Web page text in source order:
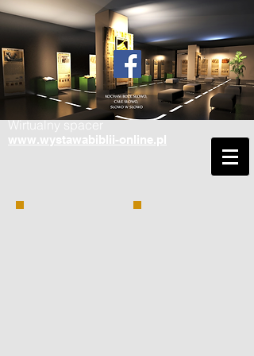
Wirtualny spacer
www.wystawabiblii-online.pl